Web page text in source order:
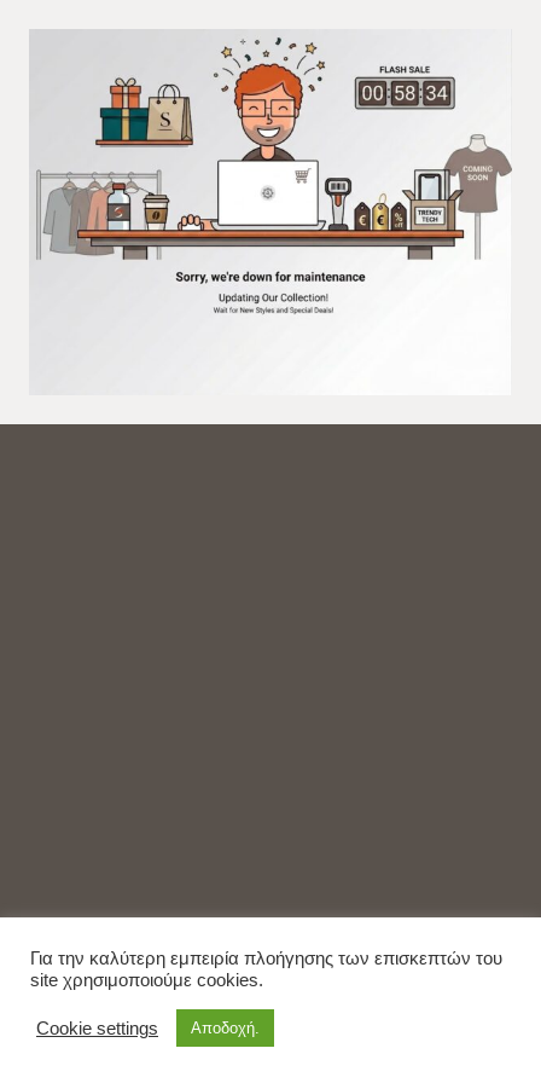
Για την καλύτερη εμπειρία πλοήγησης των επισκεπτών του
site χρησιμοποιούμε cookies.
Cookie settings Αποδοχή.